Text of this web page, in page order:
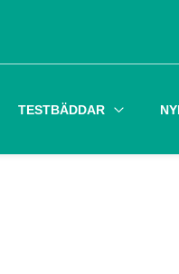
TESTBÄDDAR